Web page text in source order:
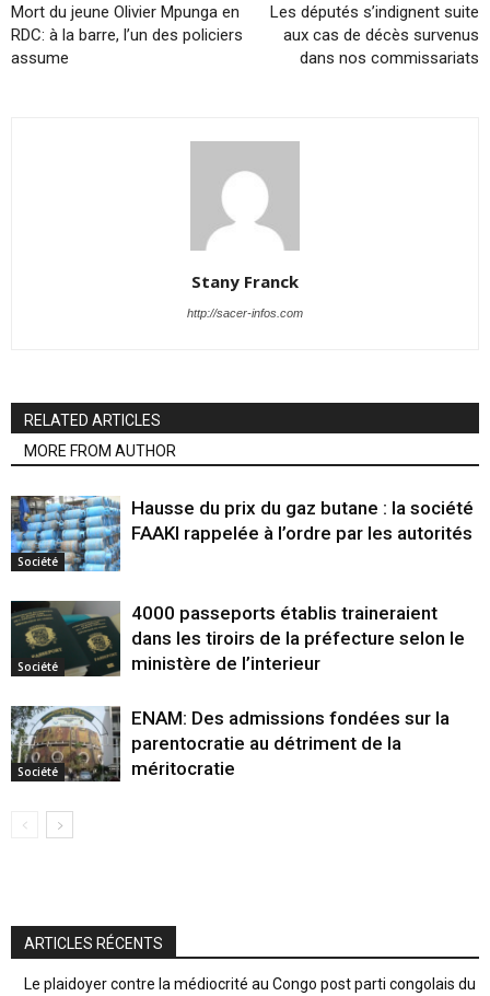
Mort du jeune Olivier Mpunga en
RDC: à la barre, l’un des policiers
assume
Les députés s’indignent suite
aux cas de décès survenus
dans nos commissariats
Stany Franck
http://sacer-infos.com
RELATED ARTICLES
MORE FROM AUTHOR
Société
Hausse du prix du gaz butane : la société
FAAKI rappelée à l’ordre par les autorités
Société
4000 passeports établis traineraient
dans les tiroirs de la préfecture selon le
ministère de l’interieur
Société
ENAM: Des admissions fondées sur la
parentocratie au détriment de la
méritocratie
ARTICLES RÉCENTS
Le plaidoyer contre la médiocrité au Congo post parti congolais du